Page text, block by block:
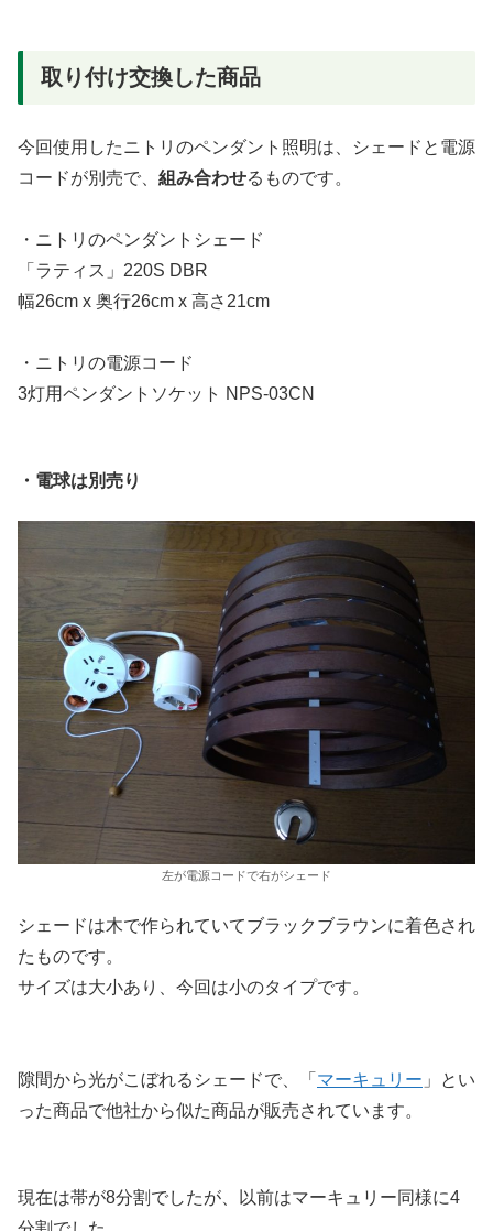
取り付け交換した商品
今回使用したニトリのペンダント照明は、シェードと電源
コードが別売で、 組み合わせるものです。
・ニトリのペンダントシェード
「ラティス」220S DBR
幅26cm x 奥行26cm x 高さ21cm
・ニトリの電源コード
3灯用ペンダントソケット NPS-03CN
・電球は別売り
左が電源コードで右がシェード
シェードは木で作られていてブラックブラウンに着色され
たものです。
サイズは大小あり、今回は小のタイプです。
隙間から光がこぼれるシェードで、「 マーキュリー 」とい
った商品で他社から似た商品が販売されています。
現在は帯が8分割でしたが、以前はマーキュリー同様に4